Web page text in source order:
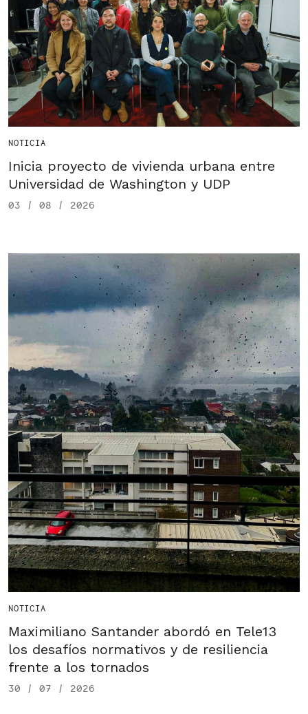
NOTICIA
Inicia proyecto de vivienda urbana entre
Universidad de Washington y UDP
03 / 08 / 2026
NOTICIA
Maximiliano Santander abordó en Tele13
los desafíos normativos y de resiliencia
frente a los tornados
30 / 07 / 2026